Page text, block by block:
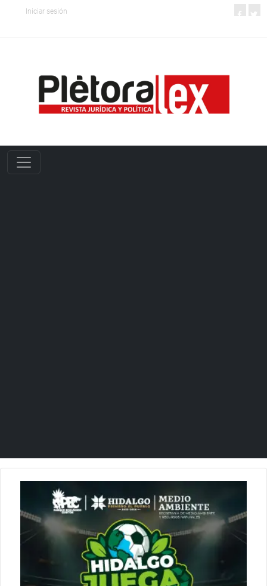
Iniciar sesión